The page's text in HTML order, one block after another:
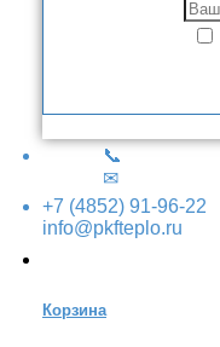
📞
✉
+7 (4852) 91-96-22
info@pkfteplo.ru
Корзина